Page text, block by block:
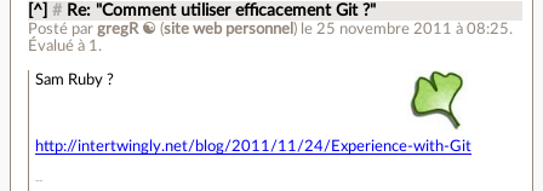
[^] # Re: "Comment utiliser efficacement Git ?"
Posté pargregR ☯ (site web personnel ) le 25 novembre 2011 à 08:25.
Évalué à 1 .
Sam Ruby ?
http://intertwingly.net/blog/2011/11/24/Experience-with-Git